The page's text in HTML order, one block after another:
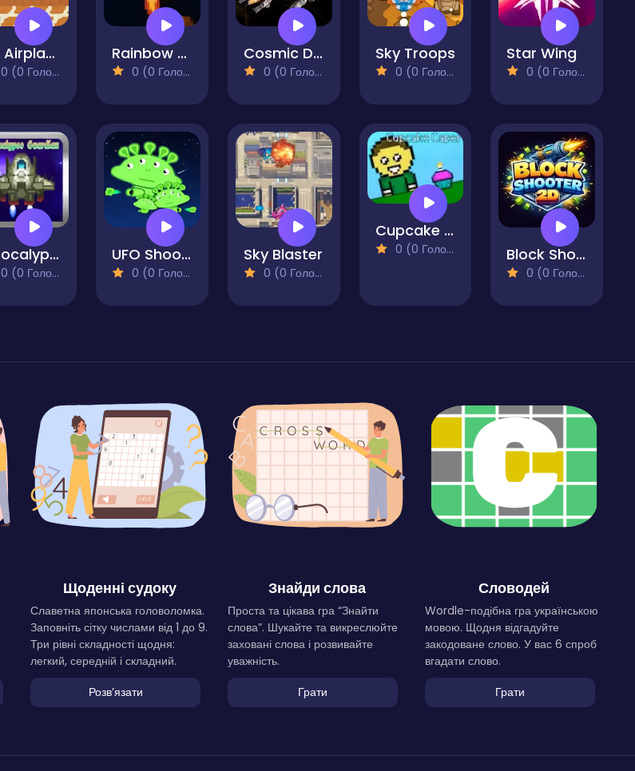
2D Airplane Shooting
0 (0 Голосів)
Rainbow Frontline
0 (0 Голосів)
Cosmic Defender Space Assault
0 (0 Голосів)
Sky Troops
0 (0 Голосів)
Star Wing
0 (0 Голосів)
Apocalypse Guardian
0 (0 Голосів)
UFO Shooting Game
0 (0 Голосів)
Sky Blaster
0 (0 Голосів)
Cupcake Caper
0 (0 Голосів) Block Shooter 2D
0 (0 Голосів)
Щоденні судоку
Славетна японська головоломка.
Заповніть сітку числами від 1 до 9.
Три рівні складності щодня:
легкий, середній і складний.
Розвʼязати
Знайди слова
Проста та цікава гра “Знайти
слова”. Шукайте та викреслюйте
заховані слова і розвивайте
уважність.
Грати
Словодей
Wordle-подібна гра українською
мовою. Щодня відгадуйте
закодоване слово. У вас 6 спроб
вгадати слово.
Грати